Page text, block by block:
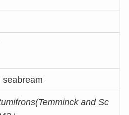
seabream
and Sc